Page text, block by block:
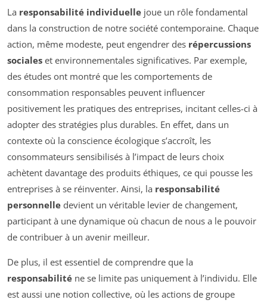
La responsabilité individuelle joue un rôle fondamental
dans la construction de notre société contemporaine. Chaque
action, même modeste, peut engendrer des répercussions
sociales et environnementales significatives. Par exemple,
des études ont montré que les comportements de
consommation responsables peuvent influencer
positivement les pratiques des entreprises, incitant celles-ci à
adopter des stratégies plus durables. En effet, dans un
contexte où la conscience écologique s’accroît, les
consommateurs sensibilisés à l’impact de leurs choix
achètent davantage des produits éthiques, ce qui pousse les
entreprises à se réinventer. Ainsi, la responsabilité
personnelle devient un véritable levier de changement,
participant à une dynamique où chacun de nous a le pouvoir
de contribuer à un avenir meilleur.
De plus, il est essentiel de comprendre que la
responsabilité ne se limite pas uniquement à l’individu. Elle
est aussi une notion collective, où les actions de groupe